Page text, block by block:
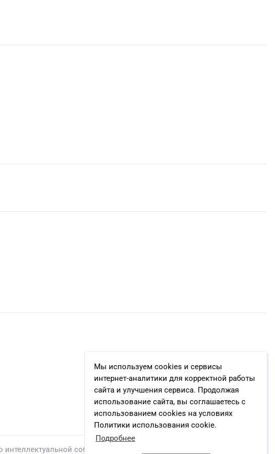
Мы используем cookies и сервисы
интернет-аналитики для корректной работы
сайта и улучшения сервиса. Продолжая
использование сайта, вы соглашаетесь с
использованием cookies на условиях
Политики использования cookie.
Подробнее
собственности.